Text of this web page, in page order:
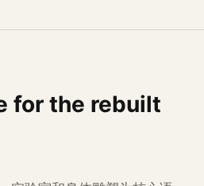
for the rebuilt